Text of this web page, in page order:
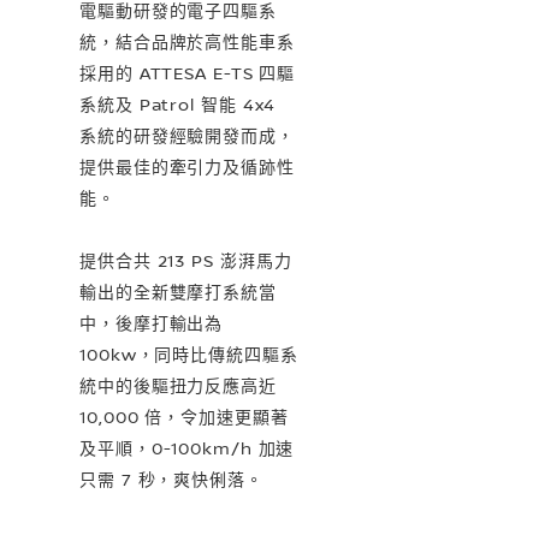
電驅動研發的電子四驅系
統，結合品牌於高性能車系
採用的 ATTESA E-TS 四驅
系統及 Patrol 智能 4x4
系統的研發經驗開發而成，
提供最佳的牽引力及循跡性
能。
提供合共 213 PS 澎湃馬力
輸出的全新雙摩打系統當
中，後摩打輸出為
100kw，同時比傳統四驅系
統中的後驅扭力反應高近
10,000 倍，令加速更顯著
及平順，0-100km/h 加速
只需 7 秒，爽快俐落。